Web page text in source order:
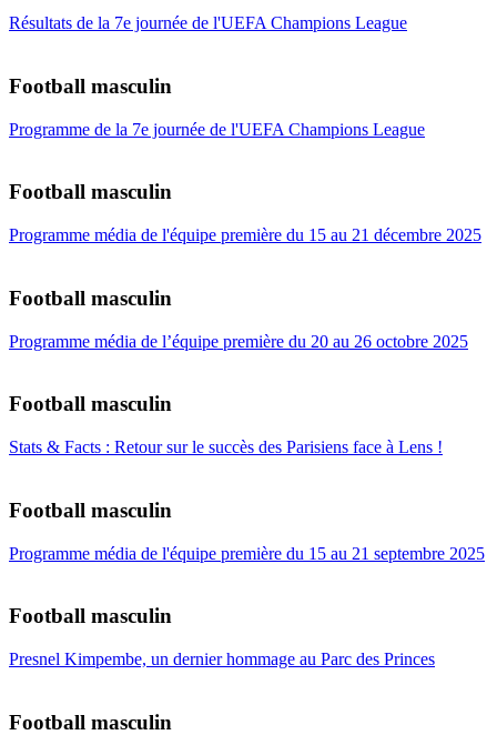
Résultats de la 7e journée de l'UEFA Champions League
Football masculin
Programme de la 7e journée de l'UEFA Champions League
Football masculin
Programme média de l'équipe première du 15 au 21 décembre 2025
Football masculin
Programme média de l’équipe première du 20 au 26 octobre 2025
Football masculin
Stats & Facts : Retour sur le succès des Parisiens face à Lens !
Football masculin
Programme média de l'équipe première du 15 au 21 septembre 2025
Football masculin
Presnel Kimpembe, un dernier hommage au Parc des Princes
Football masculin